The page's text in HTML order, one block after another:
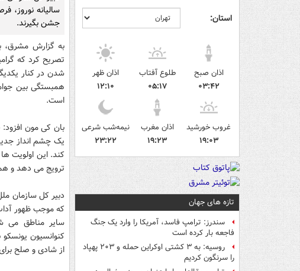
استان:
اذان صبح
۰۳:۴۲
طلوع آفتاب
۰۵:۱۷
اذان ظهر
۱۲:۱۰
غروب خورشید
۱۹:۰۳
اذان مغرب
۱۹:۲۳
نیمه‌شب شرعی
۲۳:۲۲
تازه های جهان
سندرز: ترامپ فاسد، آمریکا را وارد یک جنگ
فاجعه بار کرده است
روسیه: به ۳ کشتی اوکراین حمله و ۲۰۳ پهپاد
را سرنگون کردیم
سالیانه نوروز،
جشن بگیرند.
به گزارش مشرق،
تصریح کرد که
شدن در کنار
همبستگی بین
است.
بان کی مون افزود:
یک چشم انداز
ترویج می دهد و
دبیر کل سازمان
که موجب ظهور
سایر مناطق می
کنوانسیون
از شادی و صلح